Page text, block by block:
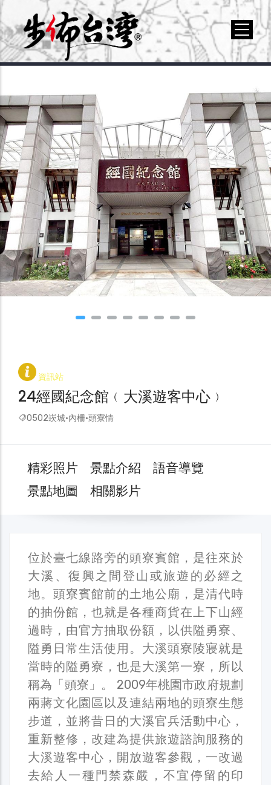
資訊站
24經國紀念館﹙大溪遊客中心﹚
0502崁城·內柵·頭寮情
精彩照片 景點介紹
語音導覽
景點地圖
相關影片
位於臺七線路旁的頭寮賓館，是往來於
大溪、復興之間登山或旅遊的必經之
地。頭寮賓館前的土地公廟，是清代時
的抽份館，也就是各種商貨在上下山經
過時，由官方抽取份額，以供隘勇寮、
隘勇日常生活使用。大溪頭寮陵寢就是
當時的隘勇寮，也是大溪第一寮，所以
稱為「頭寮」。 2009年桃園市政府規劃
兩蔣文化園區以及連結兩地的頭寮生態
步道，並將昔日的大溪官兵活動中心，
重新整修，改建為提供旅遊諮詢服務的
大溪遊客中心，開放遊客參觀，一改過
去給人一種門禁森嚴，不宜停留的印